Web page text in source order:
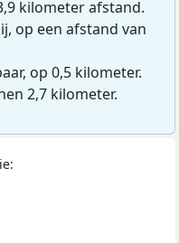
kilometer afstand.
op een afstand van
op 0,5 kilometer.
2,7 kilometer.